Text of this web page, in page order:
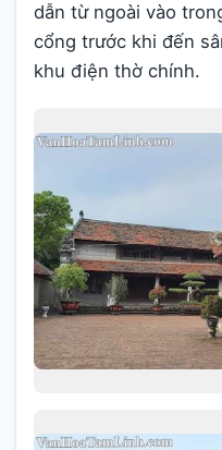
dẫn từ ngoài vào
cổng trước khi đến
khu điện thờ chính.